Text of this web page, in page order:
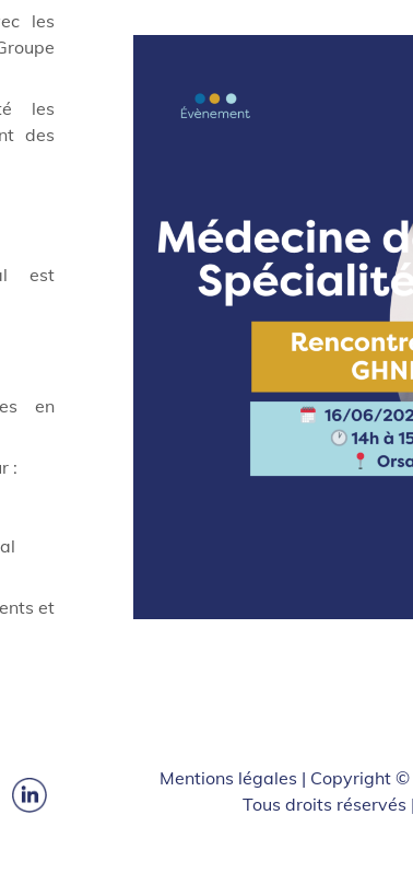
les
les
des
est
en
:
et
Mentions légales | Copyright ©
Tous droits réservés